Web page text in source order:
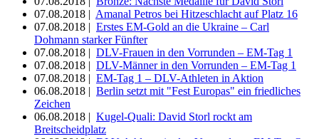
07.08.2018 | Amanal Petros bei Hitzeschlacht auf Platz 16
07.08.2018 | Erstes EM-Gold an die Ukraine – Carl
Dohmann starker Fünfter
07.08.2018 | DLV-Frauen in den Vorrunden – EM-Tag 1
07.08.2018 | DLV-Männer in den Vorrunden – EM-Tag 1
07.08.2018 | EM-Tag 1 – DLV-Athleten in Aktion
06.08.2018 | Berlin setzt mit "Fest Europas" ein friedliches
Zeichen
06.08.2018 | Kugel-Quali: David Storl rockt am
Breitscheidplatz